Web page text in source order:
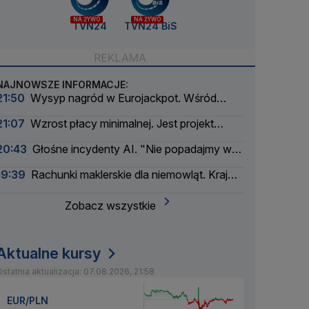
NA ŻYWO
TVN24
NA ŻYWO
TVN24 BiS
INFORMACJE:
Wysyp nagród w Eurojackpot. Wśród
Wzrost płacy minimalnej. Jest projekt
Głośne incydenty AI. "Nie popadajmy w
Rachunki maklerskie dla niemowląt. Kraj
Zobacz wszystkie
kursy
aktualizacja: 07.08.2026, 21:58
EUR/PLN